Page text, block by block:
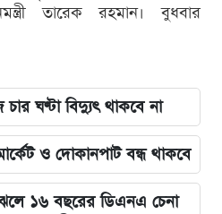
তারেক রহমান। বুধবার
ঘণ্টা বিদ্যুৎ থাকবে না
ও দোকানপাট বন্ধ থাকবে
বুঝলে ১৬ বছরের ডিএনএ চেনা